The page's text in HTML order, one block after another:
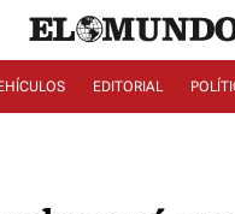
EDITORIAL